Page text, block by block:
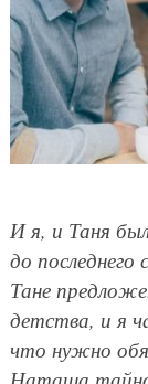
И я, и Таня
до последнего
Тане
детства, и я
что нужно